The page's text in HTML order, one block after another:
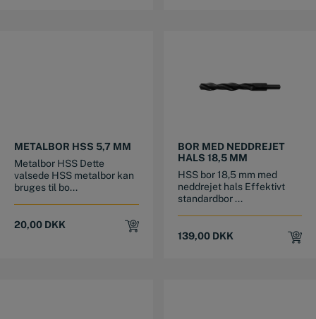
METALBOR HSS 5,7 MM
Metalbor HSS Dette
valsede HSS metalbor kan
bruges til bo...
20,00 DKK
BOR MED NEDDREJET
HALS 18,5 MM
HSS bor 18,5 mm med
neddrejet hals Effektivt
standardbor ...
139,00 DKK